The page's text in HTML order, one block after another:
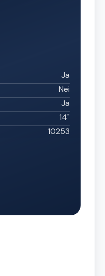
Ja
Nei
Ja
14"
10253